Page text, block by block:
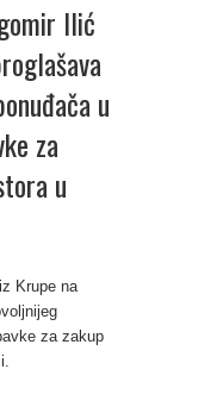
Ilić
u
za
u
Krupe na
za zakup